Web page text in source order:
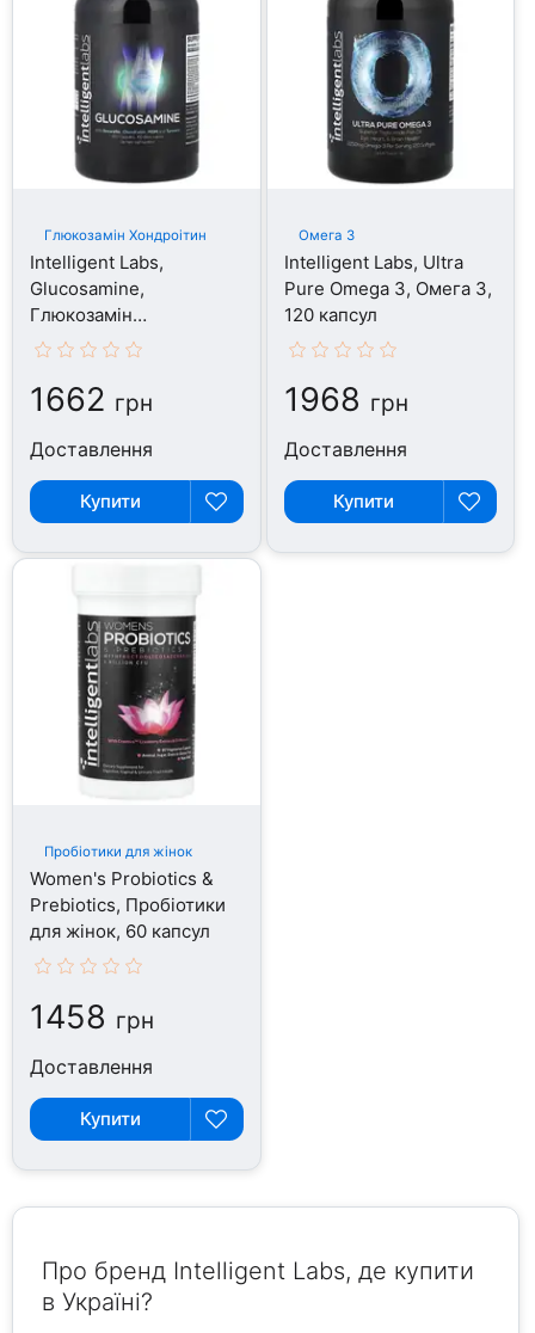
Глюкозамін Хондроітин
Intelligent Labs,
Glucosamine,
Глюкозамін
Хондроітин, 180 капсул
1662 грн
Доставлення
Купити
Омега 3
Intelligent Labs, Ultra
Pure Omega 3, Омега 3,
120 капсул
1968 грн
Доставлення
Купити
Пробіотики для жінок
Women's Probiotics &
Prebiotics, Пробіотики
для жінок, 60 капсул
1458 грн
Доставлення
Купити
Про бренд Intelligent Labs, де купити
в Україні?